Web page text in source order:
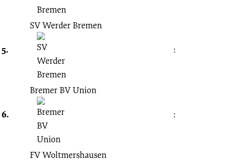
5.
SV Werder Bremen
:
6.
Bremer BV Union
:
FV Woltmershausen